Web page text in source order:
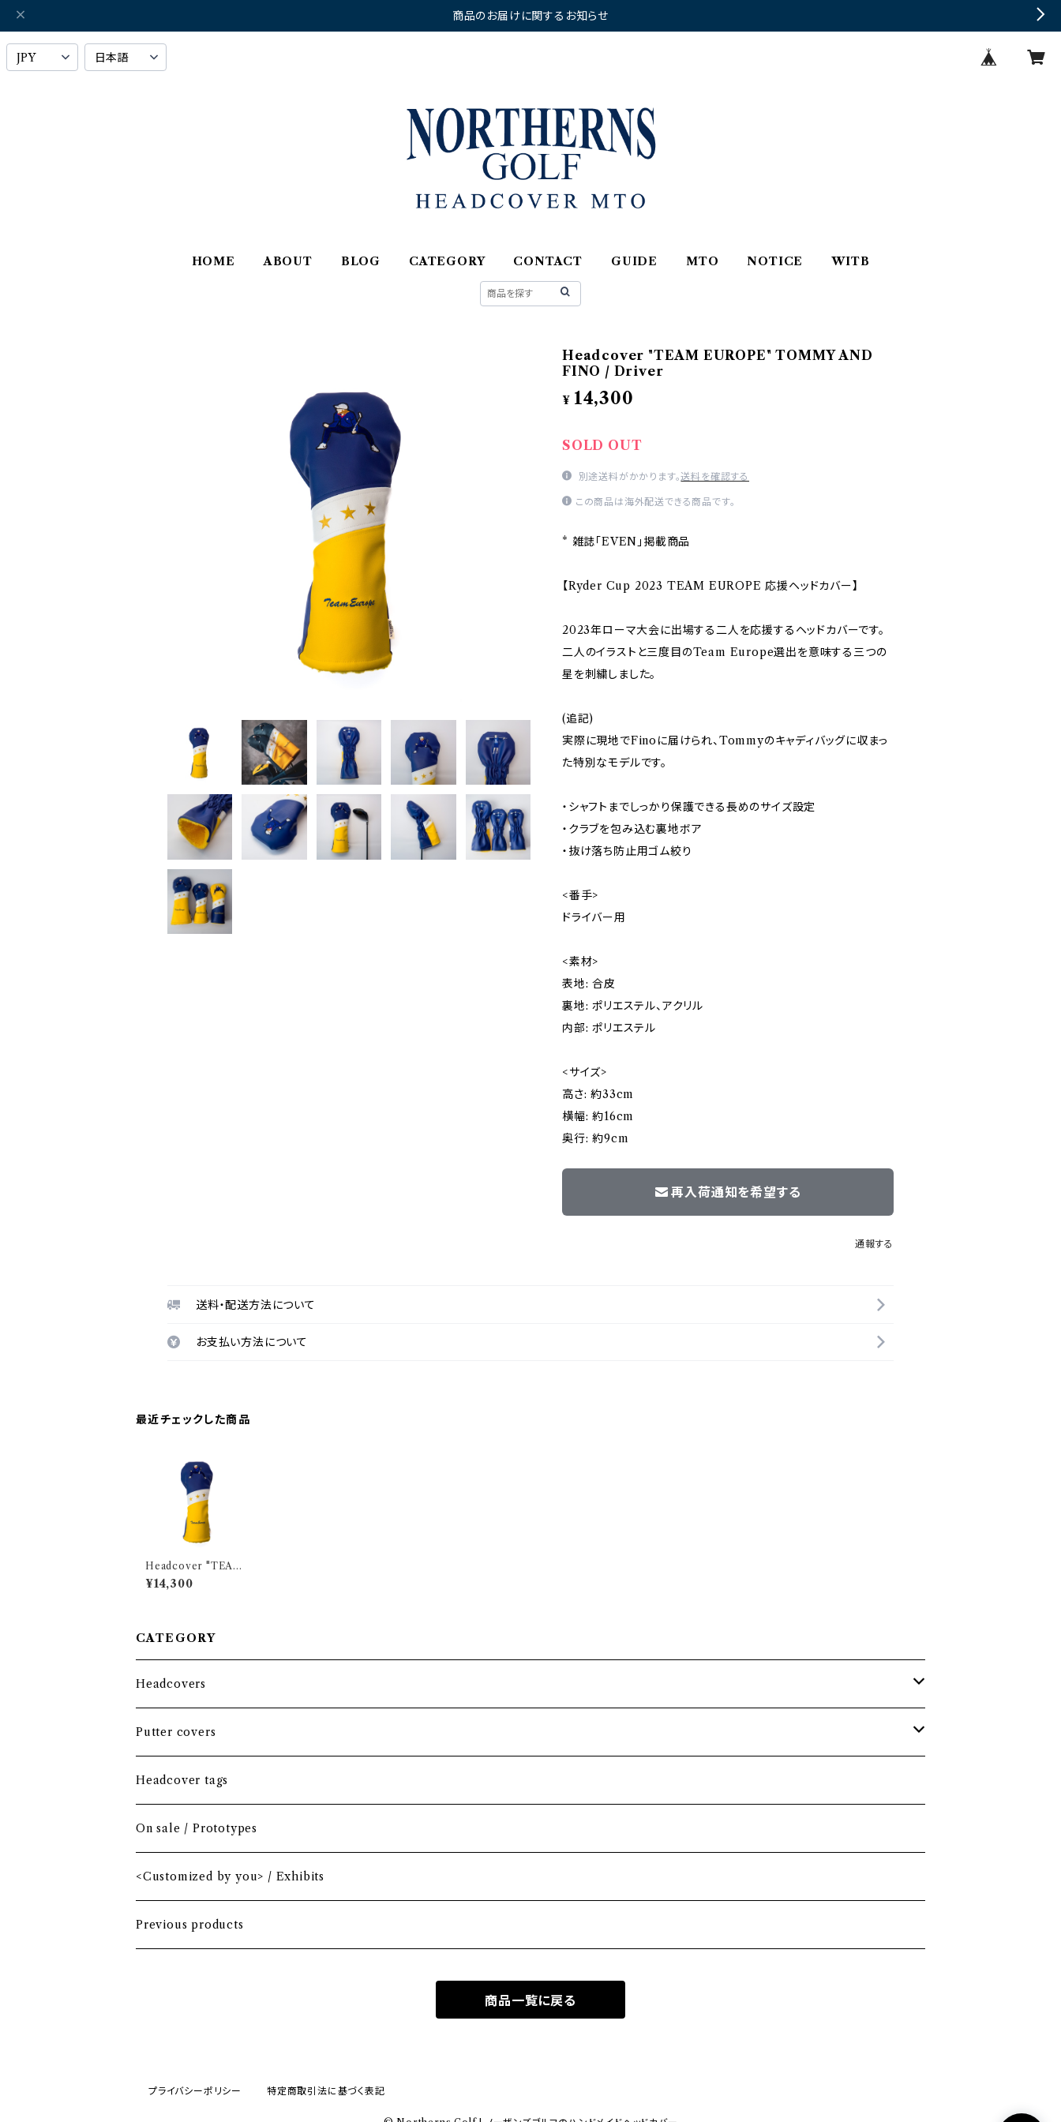
商品のお届けに関するお知らせ
HOME ABOUT BLOG CATEGORY CONTACT GUIDE MTO NOTICE WITB
Headcover "TEAM EUROPE" TOMMY AND
FINO / Driver
¥ 14,300
SOLD OUT
別途送料がかかります。送料を確認する
この商品は海外配送できる商品です。
* 雑誌「EVEN」掲載商品
【Ryder Cup 2023 TEAM EUROPE 応援ヘッドカバー】
2023年ローマ大会に出場する二人を応援するヘッドカバーです。
二人のイラストと三度目のTeam Europe選出を意味する三つの
星を刺繍しました。
(追記)
実際に現地でFinoに届けられ、Tommyのキャディバッグに収まっ
た特別なモデルです。
・シャフトまでしっかり保護できる長めのサイズ設定
・クラブを包み込む裏地ボア
・抜け落ち防止用ゴム絞り
<番手>
ドライバー用
<素材>
表地: 合皮
裏地: ポリエステル、アクリル
内部: ポリエステル
<サイズ>
高さ: 約33cm
横幅: 約16cm
奥行: 約9cm
再入荷通知を希望する
通報する
送料・配送方法について
お支払い方法について
最近チェックした商品
Headcover "TEAM
EUROPE" TOMMY
AND FINO / Driver
¥14,300
CATEGORY
Headcovers
Headcover bundle
Driver
Mini Driver (Option)
Fairway wood
Hybrid
Putter covers
Blade
Small mallet
Mid mallet
Large mallet
Headcover tags
On sale / Prototypes
<Customized by you> / Exhibits
Previous products
商品一覧に戻る
プライバシーポリシー 特定商取引法に基づく表記